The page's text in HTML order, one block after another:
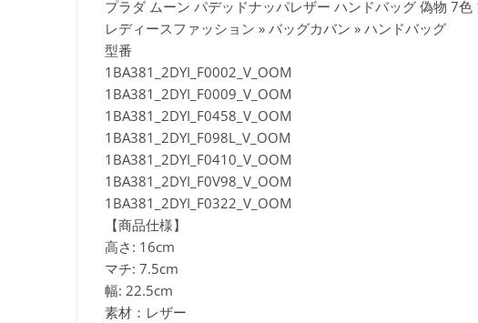
プラダ ムーン パデッドナッパレザー ハンドバッグ 偽物 7色
レディースファッション » バッグカバン » ハンドバッグ
型番
1BA381_2DYI_F0002_V_OOM
1BA381_2DYI_F0009_V_OOM
1BA381_2DYI_F0458_V_OOM
1BA381_2DYI_F098L_V_OOM
1BA381_2DYI_F0410_V_OOM
1BA381_2DYI_F0V98_V_OOM
1BA381_2DYI_F0322_V_OOM
【商品仕様】
高さ: 16cm
マチ: 7.5cm
幅: 22.5cm
素材：レザー